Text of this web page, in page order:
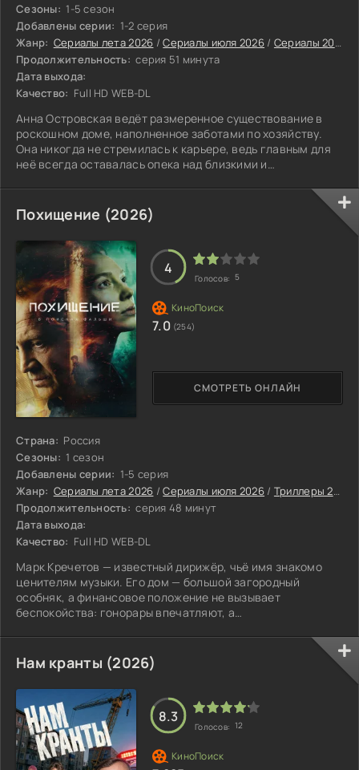
Сезоны: 1-5 сезон
Добавлены серии: 1-2 серия
Жанр: Сериалы лета 2026 /Сериалы июля 2026 / Сериалы 2026
Продолжительность: серия 51 минута
Дата выхода:
Качество: Full HD WEB-DL
Анна Островская ведёт размеренное существование в
роскошном доме, наполненное заботами по хозяйству.
Она никогда не стремилась к карьере, ведь главным для
неё всегда оставалась опека над близкими и
пока женщина посвящает себя воспитанию трёх дочерей,
которые растут в атмосфере любви и заботы. Идиллия
рушится, когда высшие силы обращают взор на Анну.
Небесный выбор падает на неё: обычная женщина
становится проводником, связующим звеном двух
Похищение (2026)
Страна: Россия
Сезоны: 1 сезон
Добавлены серии: 1-5 серия
Жанр: Сериалы лета 2026 /Сериалы июля 2026 / Триллеры 2026
Продолжительность: серия 48 минут
Дата выхода:
Качество: Full HD WEB-DL
Марк Кречетов — известный дирижёр, чьё имя знакомо
ценителям музыки. Его дом — большой загородный
особняк, а финансовое положение не вызывает
беспокойства: гонорары впечатляют, а
заболеваниями приносит не только пользу обществу, но и
уважение окружающих.
СМОТРЕТЬ ОНЛАЙН
4
Голосов: 5
7.0 (254)
Нам кранты (2026)
8.3
Голосов: 12